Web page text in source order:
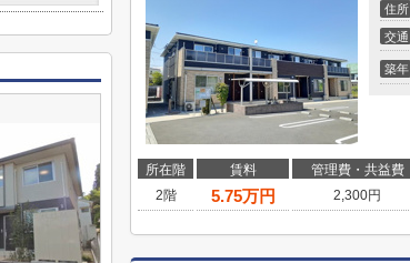
住所
交通
築年
所在階 賃料 管理費・共益費
2階
5.75万円 2,300円